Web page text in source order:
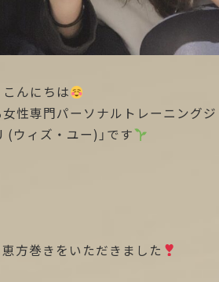
こんにちは
性専門パーソナルトレーニングジ
(ウィズ・ユー)」です
方巻きをいただきました